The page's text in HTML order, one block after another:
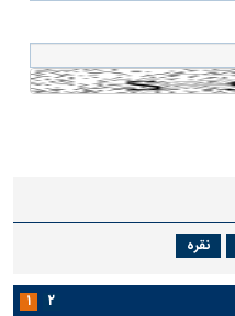
نقره
۱ ۲